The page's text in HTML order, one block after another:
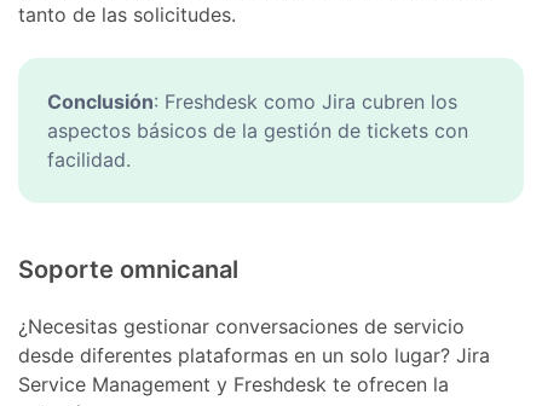
tanto de las solicitudes.
Conclusión: Freshdesk como Jira cubren los
aspectos básicos de la gestión de tickets con
facilidad.
Soporte omnicanal
¿Necesitas gestionar conversaciones de servicio
desde diferentes plataformas en un solo lugar? Jira
Service Management y Freshdesk te ofrecen la